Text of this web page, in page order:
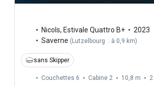
Nicols, Estivale Quattro B+
2023
Saverne (Lutzelbourg : à 0,9 km)
sans Skipper
Couchettes 6 Cabine 2 10,8 m 2